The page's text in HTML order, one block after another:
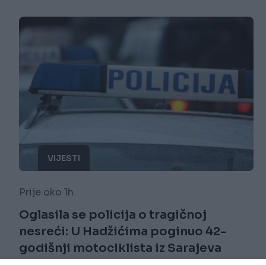
VIJESTI
Prije oko 1h
Oglasila se policija o tragičnoj
nesreći: U Hadžićima poginuo 42-
godišnji motociklista iz Sarajeva